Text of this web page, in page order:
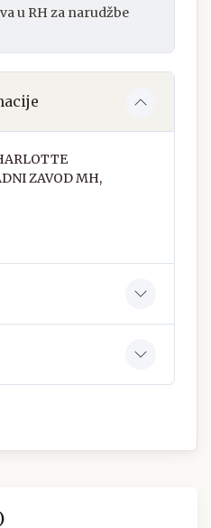
u RH za narudžbe
ZAVOD MH,